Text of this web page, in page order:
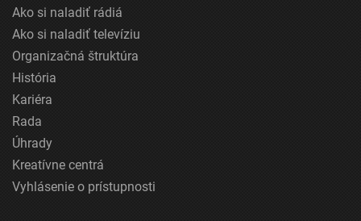
Ako si naladiť rádiá
Ako si naladiť televíziu
Organizačná štruktúra
História
Kariéra
Rada
Úhrady
Kreatívne centrá
Vyhlásenie o prístupnosti